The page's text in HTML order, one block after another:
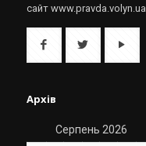
сайт www.pravda.volyn.ua
Архів
Серпень 2026